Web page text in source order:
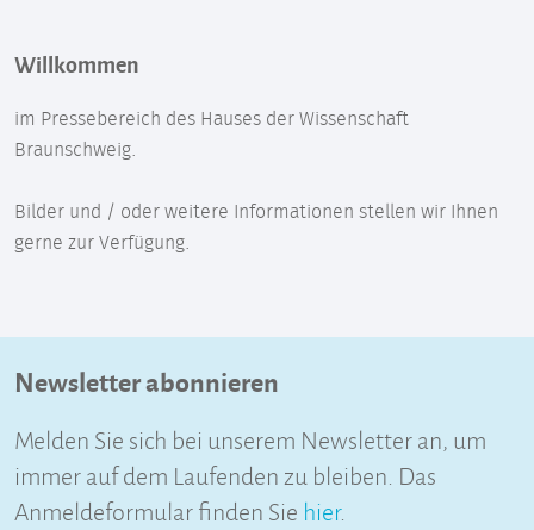
Willkommen
im Pressebereich des Hauses der Wissenschaft
Braunschweig.
Bilder und / oder weitere Informationen stellen wir Ihnen
gerne zur Verfügung.
Newsletter abonnieren
Melden Sie sich bei unserem Newsletter an, um
immer auf dem Laufenden zu bleiben. Das
Anmeldeformular finden Sie hier.